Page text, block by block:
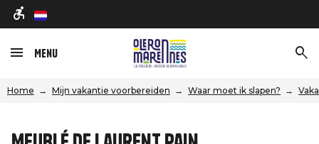
nl
Menu
Home Mijn vakantie voorbereiden Waar moet ik slapen?